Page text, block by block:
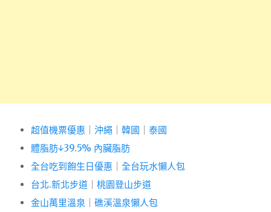
超值機票優惠 沖繩 韓國
泰國
體脂肪↓39.5% 內臟脂肪
全台吃到飽生日優惠
全台玩水懶人包
台北.新北步道
桃園登山步道
金山萬里溫泉
礁溪溫泉懶人包